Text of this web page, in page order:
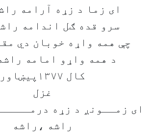
اى زما د زړه آرامه
سرو قده ګل اندامه
چې همه واړه خوبان دي
د همه واړو امامه
کال ۱۳۷۷پیښاور
غزل
ای زمــونږ د زړه
راشه ،راشه